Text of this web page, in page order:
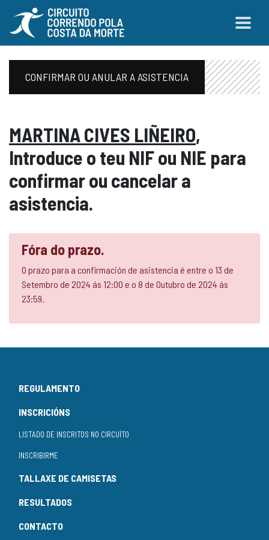
CONFIRMAR OU ANULAR A ASISTENCIA
MARTINA CIVES LIÑEIRO,
Introduce o teu NIF ou NIE para
confirmar ou cancelar a
asistencia.
Fóra do prazo.
O prazo para a confirmación de asistencia é entre o 13 de
Setembro de 2024 ás 12:00 e o 8 de Outubro de 2024 ás
23:59.
REGULAMENTO
INSCRICIÓNS
LISTADO DE INSCRITOS NO CIRCUÍTO
INSCRIBIRME
TALLAXE DE CAMISETAS
RESULTADOS
CONTACTO